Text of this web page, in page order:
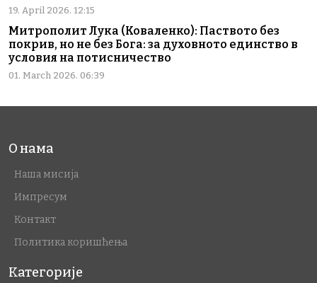
19. April 2026. 12:15
Митрополит Лука (Коваленко): Паството без
покрив, но не без Бога: за духовното единство в
условия на потисничество
01. March 2026. 06:39
О нама
Наша мисија
Импресум
Контакт
Политика коришћења
Категорије